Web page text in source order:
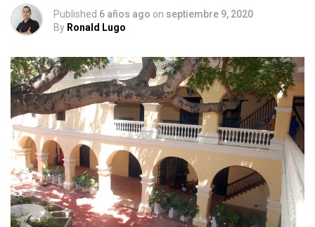
Published 6 años ago on septiembre 9, 2020
By Ronald Lugo